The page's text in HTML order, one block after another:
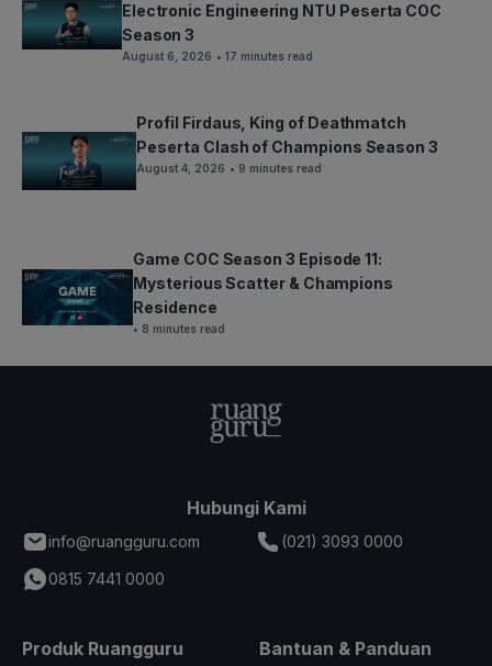
Electronic Engineering NTU Peserta COC
Season 3
August 6, 2026 • 17 minutes read
Profil Firdaus, King of Deathmatch
Peserta Clash of Champions Season 3
August 4, 2026 • 9 minutes read
Game COC Season 3 Episode 11:
Mysterious Scatter & Champions
Residence
• 8 minutes read
Hubungi Kami
info@ruangguru.com
(021) 3093 0000
0815 7441 0000
Produk Ruangguru Bantuan & Panduan